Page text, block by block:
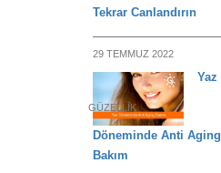
Tekrar Canlandırın
29 TEMMUZ 2022
GÜZELLIK
Yaz
Döneminde Anti Aging
Bakım